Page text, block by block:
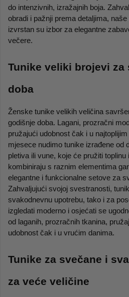
do intenzivnih, izražajnih boja.
obradi i pažnji prema detaljima,
izvrstan su izbor za elegantne
večere.
Tunike veliki brojevi za
doba
Ženske tunike velikih veličina
godišnje doba. Lagani, prozračni
pružajući udobnost čak i u
mjesece nudimo tunike izrađene od
pletiva ili vune, koje će pružiti
kombiniraju s raznim elementima
elegantne i funkcionalne setove za
Zahvaljujući svojoj svestranosti,
svakodnevnu upotrebu, tako i za
izgledati moderno i osjećati se
od laganih, prozračnih tkanina,
udobnost čak i u vrućim danima.
Tunike za svečane i
za veće veličine